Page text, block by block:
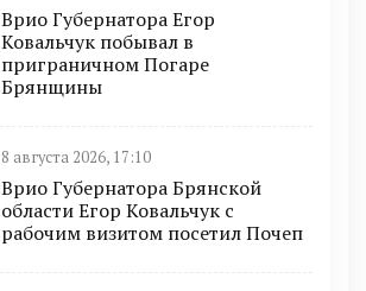
Врио Губернатора Егор
Ковальчук побывал в
приграничном Погаре
Брянщины
8 августа 2026, 17:10
Врио Губернатора Брянской
области Егор Ковальчук с
рабочим визитом посетил Почеп